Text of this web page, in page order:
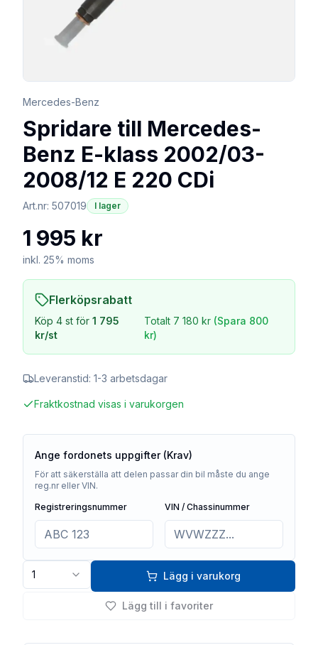
Mercedes-Benz
Spridare till Mercedes-
Benz E-klass 2002/03-
2008/12 E 220 CDi
Art.nr: 507019 I lager
1 995 kr
inkl. 25% moms
Flerköpsrabatt
Köp 4 st för 1 795
kr/st
Totalt 7 180 kr (Spara 800
kr)
Leveranstid: 1-3 arbetsdagar
Fraktkostnad visas i varukorgen
Ange fordonets uppgifter (Krav)
För att säkerställa att delen passar din bil måste du ange
reg.nr eller VIN.
Registreringsnummer
VIN / Chassinummer
1 Lägg i varukorg
Lägg till i favoriter